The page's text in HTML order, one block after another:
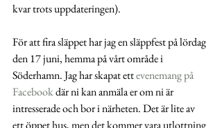
kvar trots uppdateringen).
För att fira släppet har jag en släppfest på lördag
den 17 juni, hemma på vårt område i
Söderhamn. Jag har skapat ett evenemang på
Facebook där ni kan anmäla er om ni är
intresserade och bor i närheten. Det är lite av
ett öppet hus, men det kommer vara utlottning